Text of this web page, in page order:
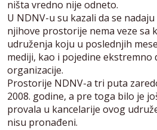
ništa vredno nije odneto.
U NDNV-u su kazali da se
njihove prostorije nema veze sa
udruženja koju u poslednjih
mediji, kao i pojedine ekstremno
organizacije.
Prostorije NDNV-a tri puta
2008. godine, a pre toga bilo je
provala u kancelarije ovog
nisu pronađeni.